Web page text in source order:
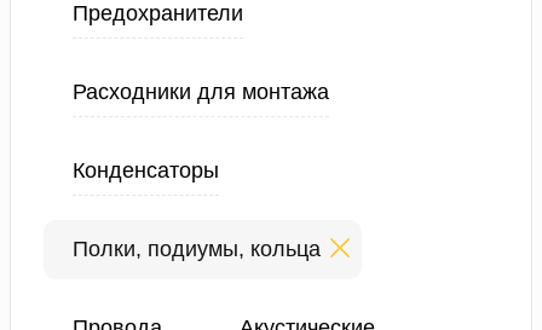
Предохранители
Расходники для монтажа
Конденсаторы
Полки, подиумы, кольца